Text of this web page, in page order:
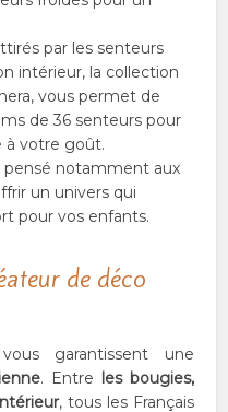
par les senteurs
intérieur, la collection
vous permet de
de 36 senteurs pour
à votre goût.
pensé notamment aux
un univers qui
pour vos enfants.
de déco
vous garantissent une
. Entre les bougies,
, tous les Français